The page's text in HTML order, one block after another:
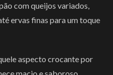
com queijos variados,
ervas finas para um toque
aspecto crocante por